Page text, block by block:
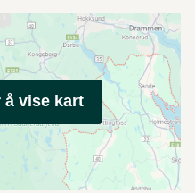
å vise kart